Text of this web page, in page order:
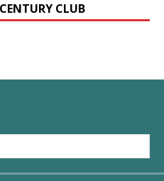
CLUB